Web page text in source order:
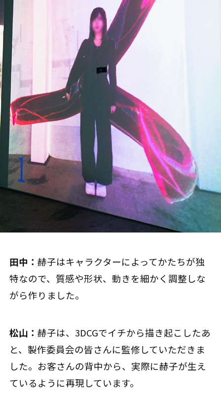
田中：赫子はキャラクターによってかたちが独
特なので、質感や形状、動きを細かく調整しな
がら作りました。
松山：赫子は、3DCGでイチから描き起こしたあ
と、製作委員会の皆さんに監修していただきま
した。お客さんの背中から、実際に赫子が生え
ているように再現しています。